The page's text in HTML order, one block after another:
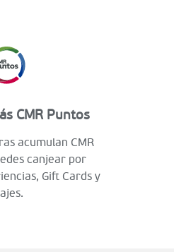
CMR Puntos
acumulan CMR
canjear por
Gift Cards y